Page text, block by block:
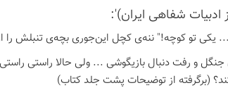
شفاهی ایران)':
یکی تو کوچه!" ننه‌ی کچل این‌جوری بچه‌ی تنبلش را
جنگل و رفت دنبال بازیگوشی ... ولی حالا راستی
(برگرفته از توضیحات پشت جلد کتاب)